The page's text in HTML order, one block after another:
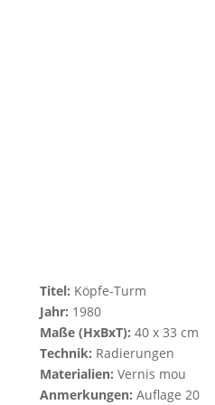
Titel: Köpfe-Turm
Jahr: 1980
Maße (HxBxT): 40 x 33 cm
Technik: Radierungen
Materialien: Vernis mou
Anmerkungen: Auflage 20